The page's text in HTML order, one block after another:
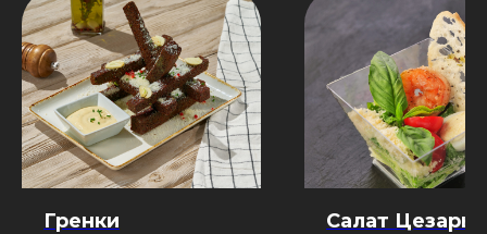
Гренки Салат Цезарь